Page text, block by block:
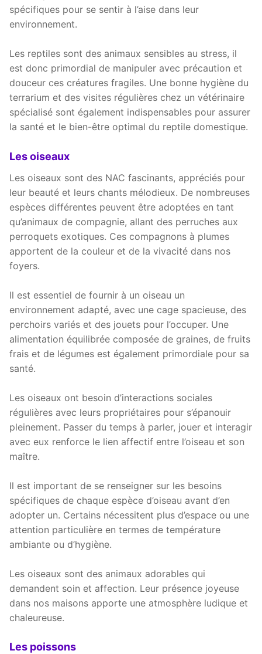
spécifiques pour se sentir à l’aise dans leur
environnement.
Les reptiles sont des animaux sensibles au stress, il
est donc primordial de manipuler avec précaution et
douceur ces créatures fragiles. Une bonne hygiène du
terrarium et des visites régulières chez un vétérinaire
spécialisé sont également indispensables pour assurer
la santé et le bien-être optimal du reptile domestique.
Les oiseaux
Les oiseaux sont des NAC fascinants, appréciés pour
leur beauté et leurs chants mélodieux. De nombreuses
espèces différentes peuvent être adoptées en tant
qu’animaux de compagnie, allant des perruches aux
perroquets exotiques. Ces compagnons à plumes
apportent de la couleur et de la vivacité dans nos
foyers.
Il est essentiel de fournir à un oiseau un
environnement adapté, avec une cage spacieuse, des
perchoirs variés et des jouets pour l’occuper. Une
alimentation équilibrée composée de graines, de fruits
frais et de légumes est également primordiale pour sa
santé.
Les oiseaux ont besoin d’interactions sociales
régulières avec leurs propriétaires pour s’épanouir
pleinement. Passer du temps à parler, jouer et interagir
avec eux renforce le lien affectif entre l’oiseau et son
maître.
Il est important de se renseigner sur les besoins
spécifiques de chaque espèce d’oiseau avant d’en
adopter un. Certains nécessitent plus d’espace ou une
attention particulière en termes de température
ambiante ou d’hygiène.
Les oiseaux sont des animaux adorables qui
demandent soin et affection. Leur présence joyeuse
dans nos maisons apporte une atmosphère ludique et
chaleureuse.
Les poissons